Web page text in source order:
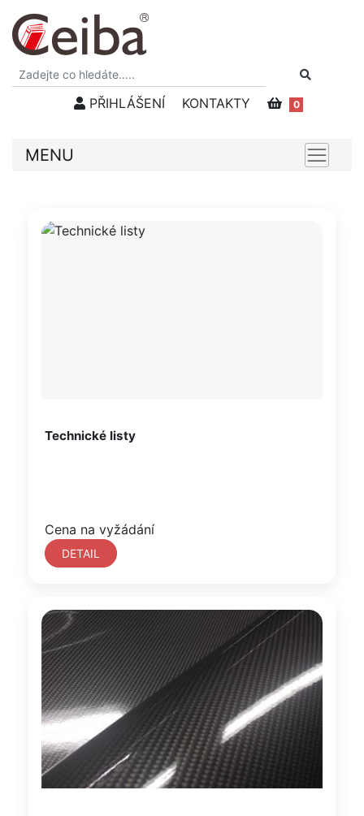
PŘIHLÁŠENÍ KONTAKTY 0
MENU
Technické listy
Cena na vyžádání
DETAIL